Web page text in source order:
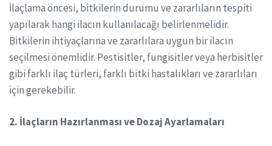
İlaçlama öncesi, bitkilerin durumu ve zararlıların tespiti
yapılarak hangi ilacın kullanılacağı belirlenmelidir.
Bitkilerin ihtiyaçlarına ve zararlılara uygun bir ilacın
seçilmesi önemlidir. Pestisitler, fungisitler veya herbisitler
gibi farklı ilaç türleri, farklı bitki hastalıkları ve zararlıları
için gerekebilir.
2. İlaçların Hazırlanması ve Dozaj Ayarlamaları